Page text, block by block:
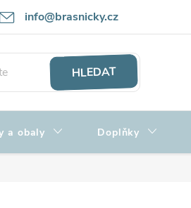
info@brasnicky.cz
osobních údajů Hodnocení obchodu
HLEDAT
a obaly Doplňky